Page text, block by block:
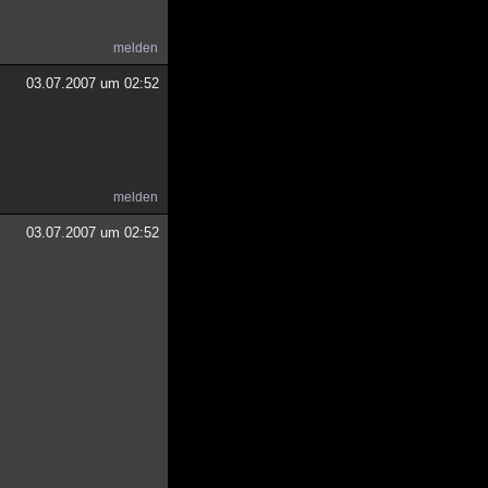
melden
03.07.2007 um 02:52
melden
03.07.2007 um 02:52